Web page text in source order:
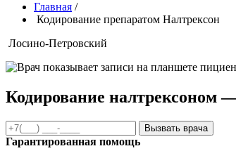
Главная /
Кодирование препаратом Налтрексон
Лосино-Петровский
Кодирование налтрексоном
Вызвать врача
Гарантированная помощь